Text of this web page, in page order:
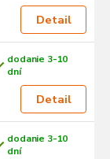
Detail
dodanie 3-10
dní
Detail
dodanie 3-10
dní